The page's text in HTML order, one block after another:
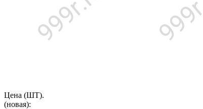
Цена (ШТ).
(новая):